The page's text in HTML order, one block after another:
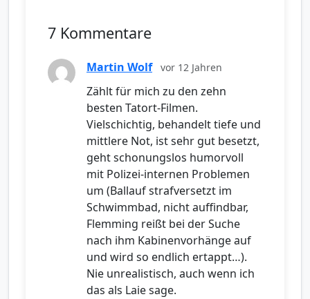
7 Kommentare
Martin Wolf vor 12 Jahren
Zählt für mich zu den zehn
besten Tatort-Filmen.
Vielschichtig, behandelt tiefe und
mittlere Not, ist sehr gut besetzt,
geht schonungslos humorvoll
mit Polizei-internen Problemen
um (Ballauf strafversetzt im
Schwimmbad, nicht auffindbar,
Flemming reißt bei der Suche
nach ihm Kabinenvorhänge auf
und wird so endlich ertappt…).
Nie unrealistisch, auch wenn ich
das als Laie sage.